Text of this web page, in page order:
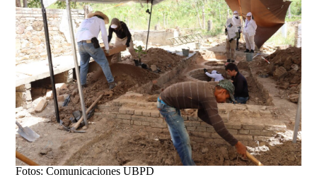
Fotos: Comunicaciones UBPD